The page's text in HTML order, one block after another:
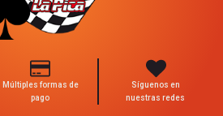
Múltiples formas de
pago
Síguenos en
nuestras redes